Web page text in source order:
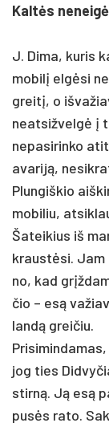
Kaltės
J. Di­ma, ku­ris
mo­bilį elgė­si
greitį, o
neat­siž­velgė į
ne­pa­si­rin­ko
ava­riją,
Plun­giš­kio
mo­bi­liu,
Ša­tei­kius iš
kraustė­si.
no, kad
čio – esą
landą grei­čiu.
jog ties
stirną. Ją esą
pusės ra­to.